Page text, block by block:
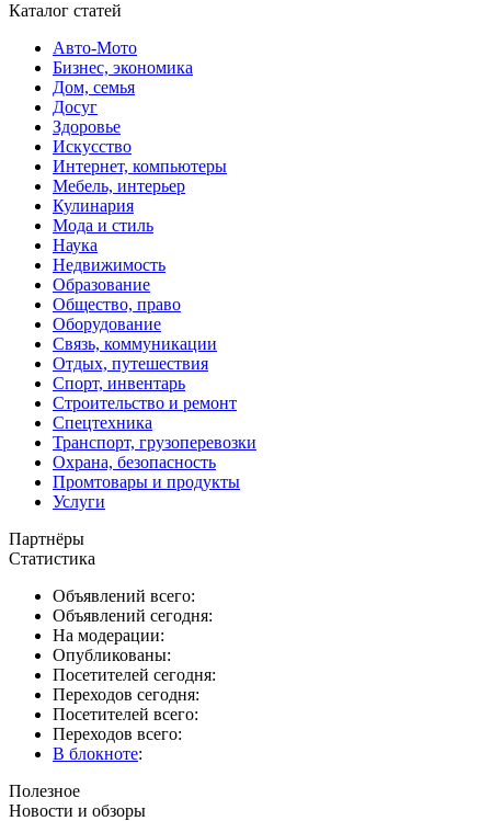
Каталог статей
Авто-Мото
Бизнес, экономика
Дом, семья
Досуг
Здоровье
Искусство
Интернет, компьютеры
Мебель, интерьер
Кулинария
Мода и стиль
Наука
Недвижимость
Образование
Общество, право
Оборудование
Связь, коммуникации
Отдых, путешествия
Спорт, инвентарь
Строительство и ремонт
Спецтехника
Транспорт, грузоперевозки
Охрана, безопасность
Промтовары и продукты
Услуги
Партнёры
Статистика
Объявлений всего:
Объявлений сегодня:
На модерации:
Опубликованы:
Посетителей сегодня:
Переходов сегодня:
Посетителей всего:
Переходов всего:
В блокноте:
Полезное
Новости и обзоры